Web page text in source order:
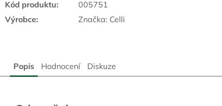
Kód produktu:
005751
Výrobce:
Značka: Celli
Popis Hodnocení Diskuze